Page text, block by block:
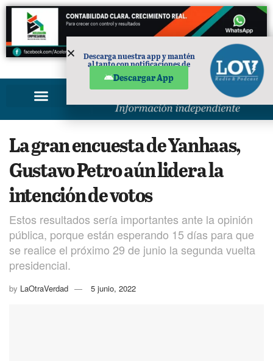
PUBLICIDAD
La gran encuesta de Yanhaas,
Gustavo Petro aún lidera la
intención de votos
Estos resultados sería importantes ante la opinión
pública, porque están esperando 15 días para que
se realice el próximo 29 de junio la segunda vuelta
presidencial.
by LaOtraVerdad 5 junio, 2022
Descarga nuestra app y mantén
al tanto con notificaciones de
Descargar App